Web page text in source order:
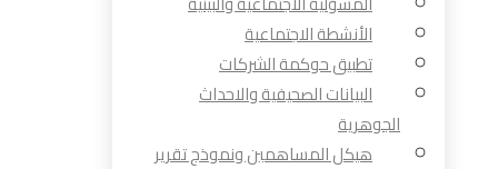
الأنشطة الاجتماعية
تطبيق حوكمة الشركات
البيانات الصحيفية والاحداث
الجوهرية
هيكل المساهمين ونموذج تقرير